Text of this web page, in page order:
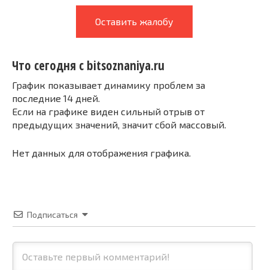
Оставить жалобу
Что сегодня с bitsoznaniya.ru
График показывает динамику проблем за
последние 14 дней.
Если на графике виден сильный отрыв от
предыдущих значений, значит сбой массовый.
Нет данных для отображения графика.
Подписаться